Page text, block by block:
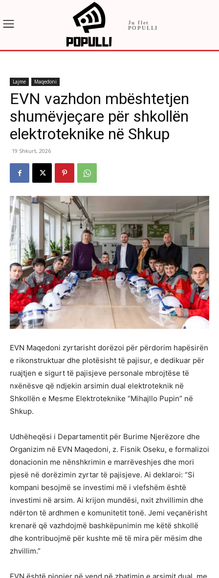
Ju flet
POPULLI
Lajme Maqedoni
EVN vazhdon mbështetjen
shumëvjeçare për shkollën
elektroteknike në Shkup
19 Shkurt, 2026
EVN Maqedoni zyrtarisht dorëzoi për përdorim hapësirën
e rikonstruktuar dhe plotësisht të pajisur, e dedikuar për
ruajtjen e sigurt të pajisjeve personale mbrojtëse të
nxënësve që ndjekin arsimin dual elektroteknik në
Shkollën e Mesme Elektroteknike “Mihajllo Pupin” në
Shkup.
Udhëheqësi i Departamentit për Burime Njerëzore dhe
Organizim në EVN Maqedoni, z. Fisnik Oseku, e formalizoi
donacionin me nënshkrimin e marrëveshjes dhe mori
pjesë në dorëzimin zyrtar të pajisjeve. Ai deklaroi: “Si
kompani besojmë se investimi më i vlefshëm është
investimi në arsim. Ai krijon mundësi, nxit zhvillimin dhe
ndërton të ardhmen e komunitetit tonë. Jemi veçanërisht
krenarë që vazhdojmë bashkëpunimin me këtë shkollë
dhe kontribuojmë për kushte më të mira për mësim dhe
zhvillim.”